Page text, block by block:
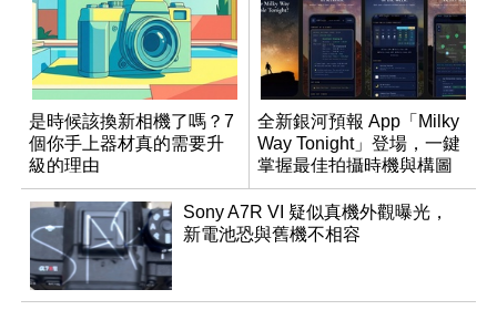
是時候該換新相機了嗎？7
個你手上器材真的需要升
級的理由
全新銀河預報 App「Milky
Way Tonight」登場，一鍵
掌握最佳拍攝時機與構圖
Sony A7R VI 疑似真機外觀曝光，
新電池恐與舊機不相容